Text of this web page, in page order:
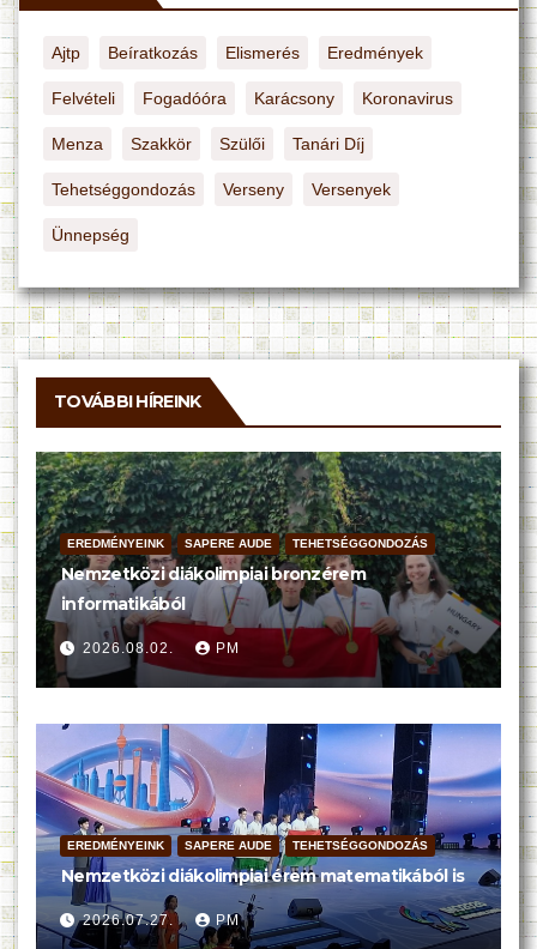
Ajtp Beíratkozás Elismerés Eredmények
Felvételi Fogadóóra Karácsony Koronavirus
Menza Szakkör Szülői Tanári Díj
Tehetséggondozás Verseny Versenyek
Ünnepség
TOVÁBBI HÍREINK
EREDMÉNYEINK SAPERE AUDE TEHETSÉGGONDOZÁS
Nemzetközi diákolimpiai bronzérem
informatikából
2026.08.02. PM
EREDMÉNYEINK SAPERE AUDE TEHETSÉGGONDOZÁS
Nemzetközi diákolimpiai érem matematikából is
2026.07.27. PM